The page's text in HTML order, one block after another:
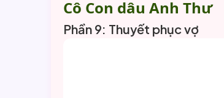
Cô Con dâu Anh Thư
Phần 9: Thuyết phục vợ